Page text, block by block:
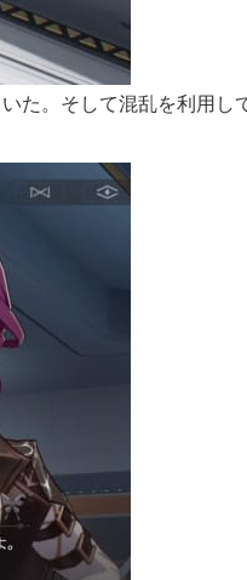
。そして混乱を利用し